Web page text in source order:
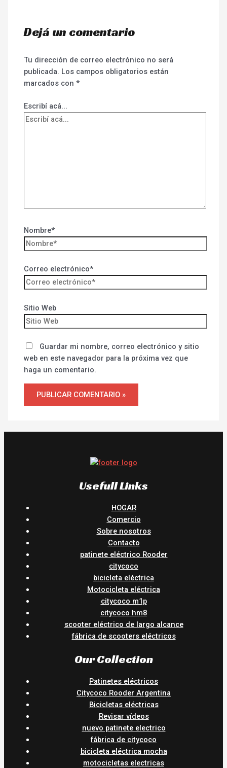
Dejá un comentario
Tu dirección de correo electrónico no será
publicada. Los campos obligatorios están
marcados con*
Escribí acá...
Nombre*
Correo electrónico*
Sitio Web
Guardar mi nombre, correo electrónico y sitio
web en este navegador para la próxima vez que
haga un comentario.
Usefull Links
HOGAR
Comercio
Sobre nosotros
Contacto
patinete eléctrico Rooder
citycoco
bicicleta eléctrica
Motocicleta eléctrica
citycoco m1p
citycoco hm8
scooter eléctrico de largo alcance
fábrica de scooters eléctricos
Our Collection
Patinetes eléctricos
Citycoco Rooder Argentina
Bicicletas eléctricas
Revisar vídeos
nuevo patinete electrico
fábrica de citycoco
bicicleta eléctrica mocha
motocicletas electricas